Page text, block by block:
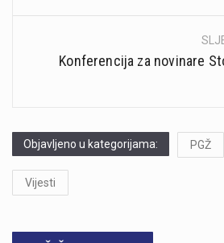
Konferencija za novinare
Objavljeno u kategorijama: PGŽ
Vijesti